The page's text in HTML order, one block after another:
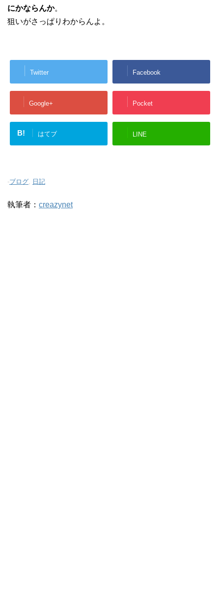
にかならんか。
狙いがさっぱりわからんよ。
Twitter Facebook
Google+ Pocket
B! はてブ LINE
-ブログ, 日記
執筆者： creazynet